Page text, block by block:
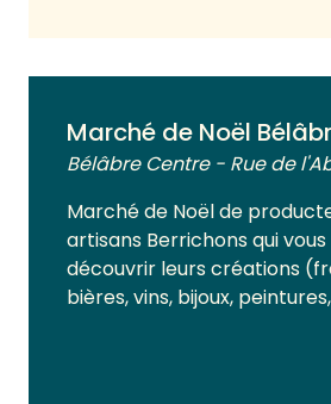
Marché de Noël
Bélâbre Centre - Rue de
Marché de Noël de
artisans Berrichons qui
découvrir leurs créations
bières, vins, bijoux,